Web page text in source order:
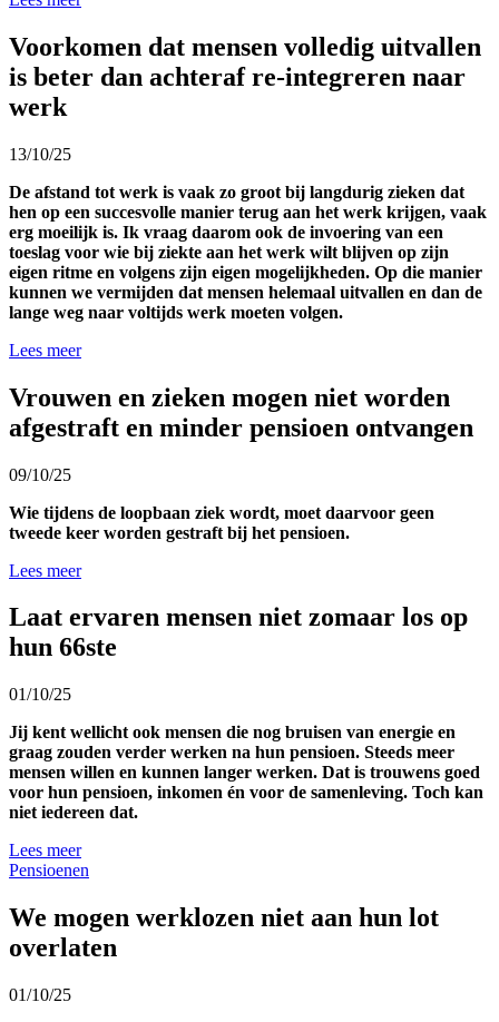
Voorkomen dat mensen volledig uitvallen
is beter dan achteraf re-integreren naar
werk
13/10/25
De afstand tot werk is vaak zo groot bij langdurig zieken dat
hen op een succesvolle manier terug aan het werk krijgen, vaak
erg moeilijk is. Ik vraag daarom ook de invoering van een
toeslag voor wie bij ziekte aan het werk wilt blijven op zijn
eigen ritme en volgens zijn eigen mogelijkheden. Op die manier
kunnen we vermijden dat mensen helemaal uitvallen en dan de
lange weg naar voltijds werk moeten volgen.
Lees meer
Vrouwen en zieken mogen niet worden
afgestraft en minder pensioen ontvangen
09/10/25
Wie tijdens de loopbaan ziek wordt, moet daarvoor geen
tweede keer worden gestraft bij het pensioen.
Lees meer
Laat ervaren mensen niet zomaar los op
hun 66ste
01/10/25
Jij kent wellicht ook mensen die nog bruisen van energie en
graag zouden verder werken na hun pensioen. Steeds meer
mensen willen en kunnen langer werken. Dat is trouwens goed
voor hun pensioen, inkomen én voor de samenleving. Toch kan
niet iedereen dat.
Lees meer
Pensioenen
We mogen werklozen niet aan hun lot
overlaten
01/10/25